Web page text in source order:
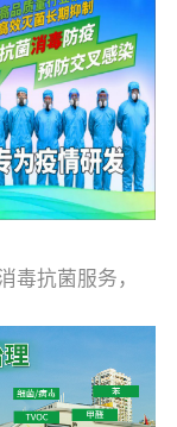
毒抗菌服务，
奥维牌消毒